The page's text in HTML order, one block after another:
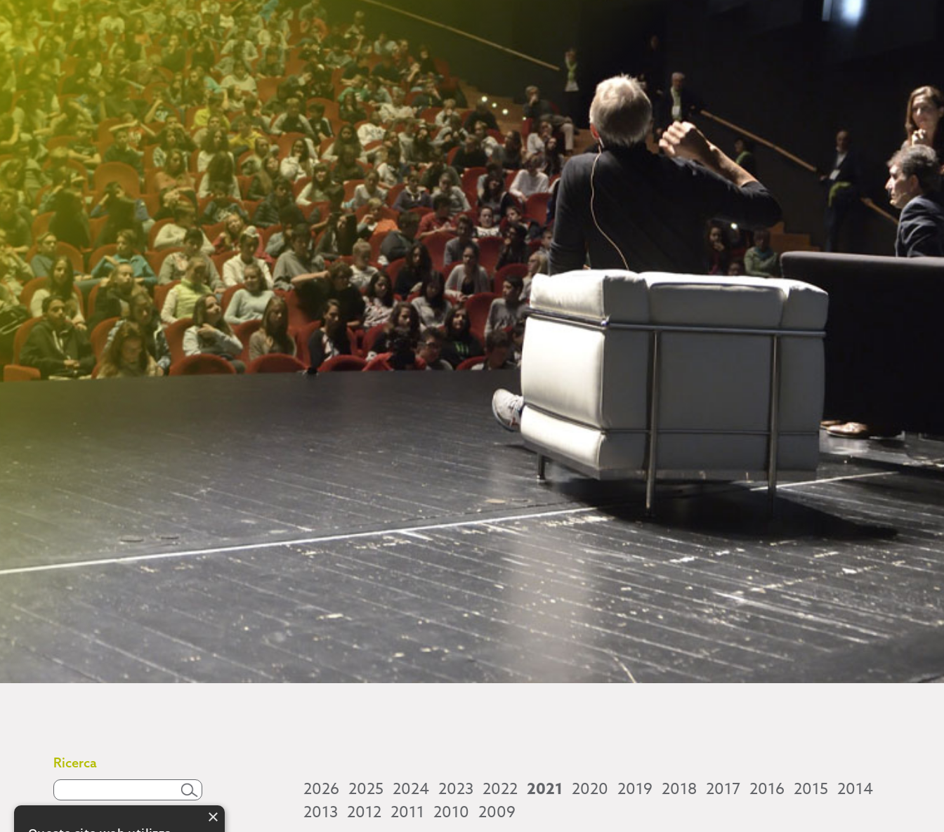
Ricerca
2026 2025 2024 2023 2022 2021 2020 2019 2018 2017 2016 2015 2014
2013 2012 2011 2010 2009
×